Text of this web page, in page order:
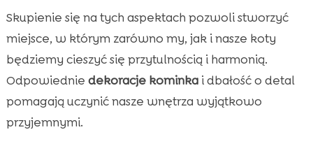
Skupienie się na tych aspektach pozwoli stworzyć
miejsce, w którym zarówno my, jak i nasze koty
będziemy cieszyć się przytulnością i harmonią.
Odpowiednie dekoracje kominkai dbałość o detal
pomagają uczynić nasze wnętrza wyjątkowo
przyjemnymi.